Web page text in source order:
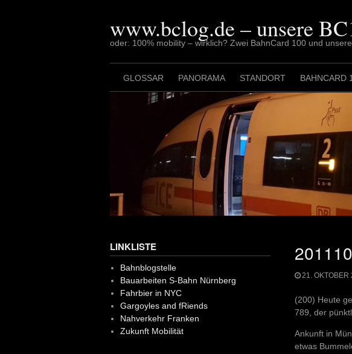
www.bclog.de – unsere
oder: 100% mobility – wirklich? Zwei BahnCard 100 und
GLOSSAR PANORAMA STANDORT BAHNCARD
21. OKTOBER
(200) Heute
789, der
Ankunft in
etwas
LINKLISTE
Bahnblogstelle
Bauarbeiten S-Bahn Nürnberg
Fahrbier in NYC
Gargoyles and fRiends
Nahverkehr Franken
Zukunft Mobilität